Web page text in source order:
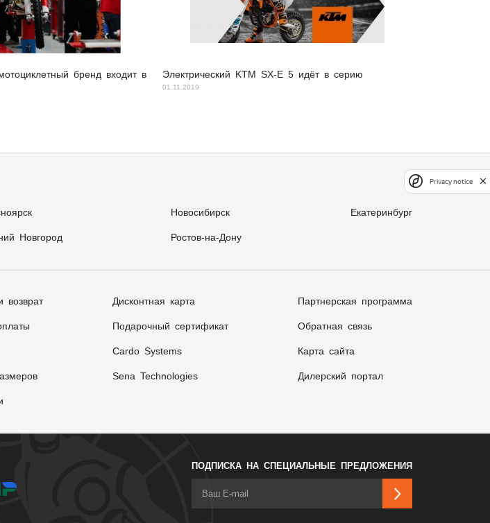
бренд входит в
Электрический KTM SX-E 5 идёт в серию
01.11.2019
Новгород
Новосибирск
Ростов-на-Дону
Екатеринбург
возврат Дисконтная карта
Подарочный сертификат
Cardo Systems
Sena Technologies
Партнерская программа
Обратная связь
Карта сайта
Дилерский портал
ПОДПИСКА НА СПЕЦИАЛЬНЫЕ ПРЕДЛОЖЕНИЯ
Privacy notice